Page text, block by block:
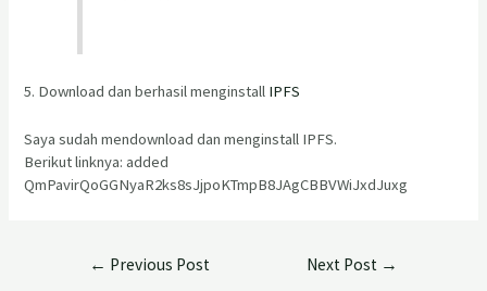
5. Download dan berhasil menginstall IPFS
Saya sudah mendownload dan menginstall IPFS.
Berikut linknya: added
QmPavirQoGGNyaR2ks8sJjpoKTmpB8JAgCBBVWiJxdJuxg
← Previous Post Next Post →